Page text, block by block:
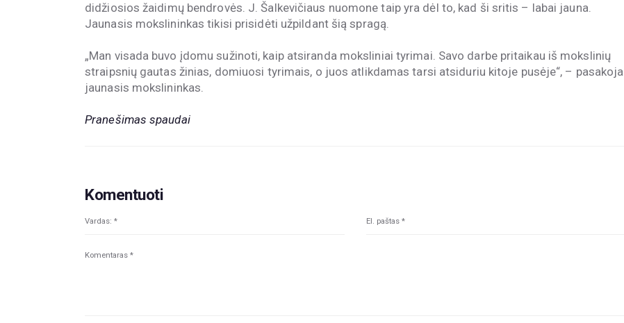
didžiosios žaidimų bendrovės. J. Šalkevičiaus nuomone taip yra dėl to, kad ši sritis – labai jauna.
Jaunasis mokslininkas tikisi prisidėti užpildant šią spragą.
„Man visada buvo įdomu sužinoti, kaip atsiranda moksliniai tyrimai. Savo darbe pritaikau iš mokslinių
straipsnių gautas žinias, domiuosi tyrimais, o juos atlikdamas tarsi atsiduriu kitoje pusėje“, – pasakoja
jaunasis mokslininkas.
Pranešimas spaudai
Komentuoti